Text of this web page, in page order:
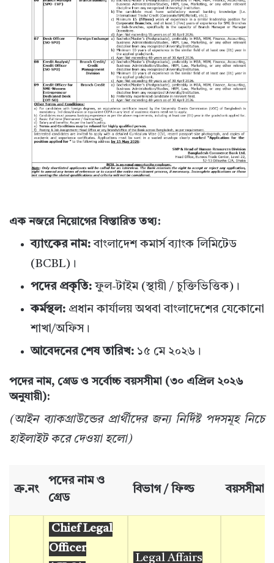
এক নজরে নিয়োগের বিস্তারিত তথ্য:
ব্যাংকের নাম: বাংলাদেশ কমার্স ব্যাংক লিমিটেড
(BCBL)।
পদের প্রকৃতি: ফুল-টাইম (স্থায়ী / চুক্তিভিত্তিক)।
কর্মস্থল: প্রধান কার্যালয় অথবা বাংলাদেশের যেকোনো
শাখা/অফিস।
আবেদনের শেষ তারিখ: ১৫ মে ২০২৬।
পদের নাম, গ্রেড ও সর্বোচ্চ বয়সসীমা (৩০ এপ্রিল ২০২৬
অনুযায়ী):
(আইন ব্যাকগ্রাউন্ডের প্রার্থীদের জন্য নির্দিষ্ট পদসমূহ নিচে
হাইলাইট করে দেওয়া হলো)
ক্র.নং
পদের নাম ও
গ্রেড
বিভাগ / ফিল্ড বয়সসীমা
Chief Legal
Officer
Legal Affairs